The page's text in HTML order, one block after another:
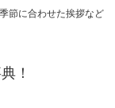
節に合わせた挨拶など
！